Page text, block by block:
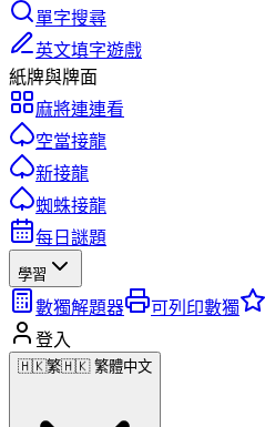
單字搜尋
英文填字遊戲
紙牌與牌面
麻將連連看
空當接龍
新接龍
蜘蛛接龍
每日謎題
學習
數獨解題器 可列印數獨
登入
🇭🇰繁🇭🇰 繁體中文